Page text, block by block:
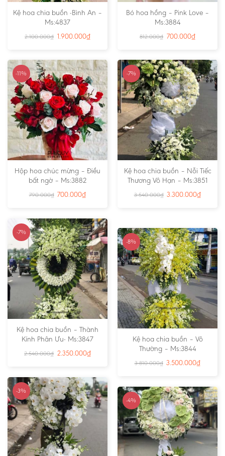
Kệ hoa chia buồn -Bình An –
Ms:4837
2.100.000₫ 1.900.000₫
Bó hoa hồng – Pink Love –
Ms:3884
812.000₫ 700.000₫
-11%
Hộp hoa chúc mừng – Điều
bất ngờ – Ms:3882
790.000₫ 700.000₫
-7%
Kệ hoa chia buồn – Nỗi Tiếc
Thương Vô Hạn – Ms:3851
3.540.000₫ 3.300.000₫
-7%
Kệ hoa chia buồn – Thành
Kính Phân Ưu- Ms:3847
2.540.000₫ 2.350.000₫
-8%
Kệ hoa chia buồn – Vô
Thường – Ms:3844
3.810.000₫ 3.500.000₫
-3%
-4%